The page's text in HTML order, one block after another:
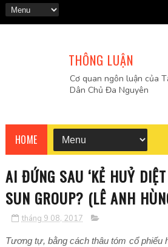
THÔNG LUẬN
Cơ quan ngôn luận của
Dân Chủ Đa Nguyên
HOME
AI ĐỨNG SAU ‘KẺ HUỶ
SUN GROUP? (LÊ ANH
tháng 9 08, 2017
Tương tự, bằng cách thâu tóm cổ phiếu